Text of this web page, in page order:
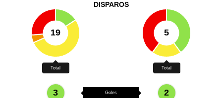
DISPAROS
19
Total
3
5
Total
2
Goles